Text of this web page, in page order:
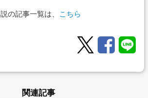
の記事一覧は、 こちら
関連記事